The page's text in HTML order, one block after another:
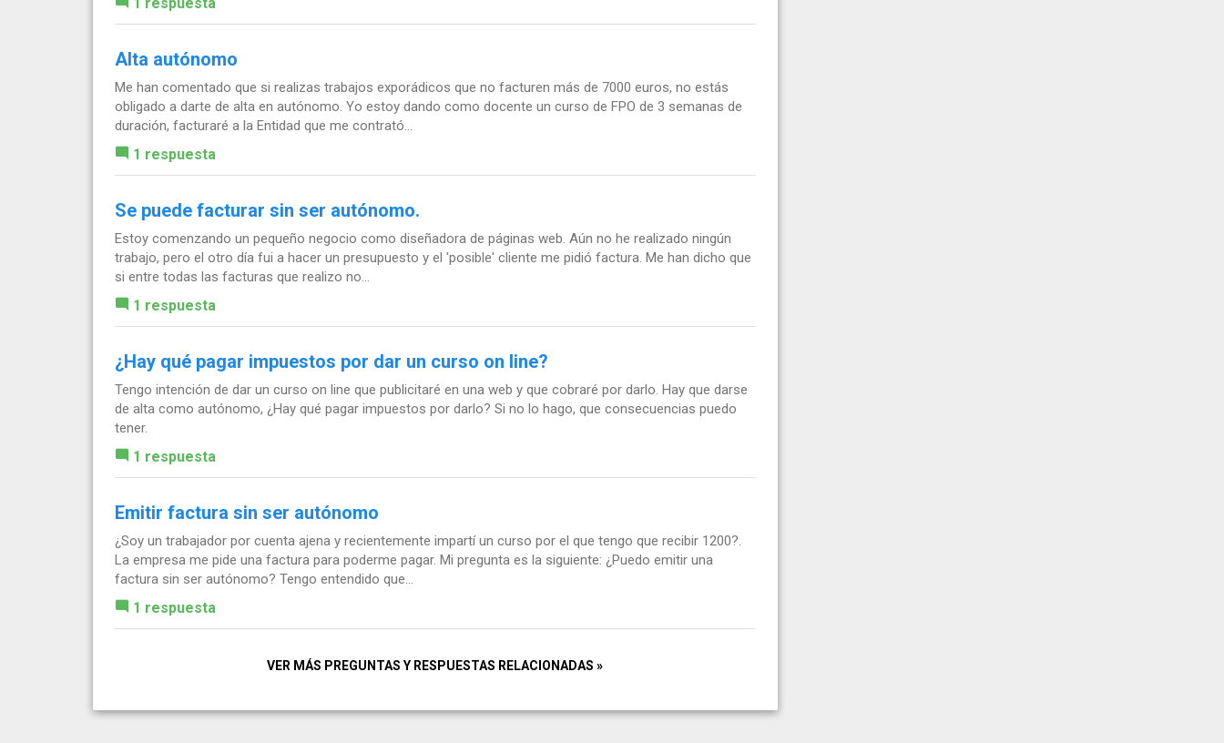
Alta autónomo
Me han comentado que si realizas trabajos exporádicos que no facturen más de 7000 euros, no estás
obligado a darte de alta en autónomo. Yo estoy dando como docente un curso de FPO de 3 semanas de
duración, facturaré a la Entidad que me contrató...
1 respuesta
Se puede facturar sin ser autónomo.
Estoy comenzando un pequeño negocio como diseñadora de páginas web. Aún no he realizado ningún
trabajo, pero el otro día fui a hacer un presupuesto y el 'posible' cliente me pidió factura. Me han dicho que
si entre todas las facturas que realizo no...
1 respuesta
¿Hay qué pagar impuestos por dar un curso on line?
Tengo intención de dar un curso on line que publicitaré en una web y que cobraré por darlo. Hay que darse
de alta como autónomo, ¿Hay qué pagar impuestos por darlo? Si no lo hago, que consecuencias puedo
tener.
1 respuesta
Emitir factura sin ser autónomo
¿Soy un trabajador por cuenta ajena y recientemente impartí un curso por el que tengo que recibir 1200?.
La empresa me pide una factura para poderme pagar. Mi pregunta es la siguiente: ¿Puedo emitir una
factura sin ser autónomo? Tengo entendido que...
1 respuesta
VER MÁS PREGUNTAS Y RESPUESTAS RELACIONADAS »